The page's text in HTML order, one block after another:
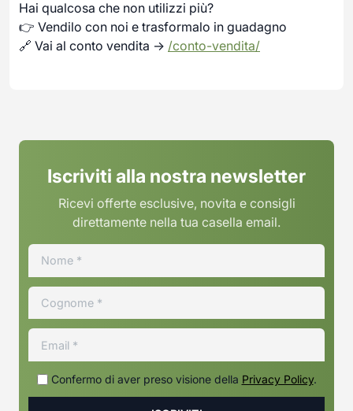
Hai qualcosa che non utilizzi più?
👉 Vendilo con noi e trasformalo in guadagno
🔗 Vai al conto vendita → /conto-vendita/
Iscriviti alla nostra newsletter
Ricevi offerte esclusive, novita e consigli
direttamente nella tua casella email.
Confermo di aver preso visione della Privacy Policy.